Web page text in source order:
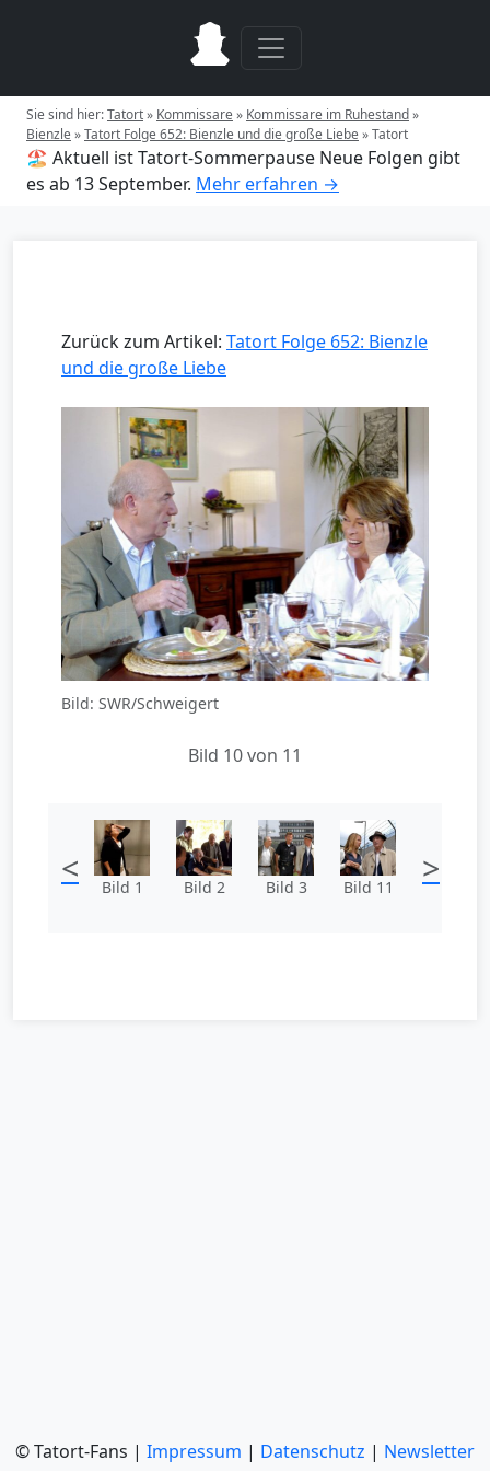
Sie sind hier:Tatort» Kommissare» Kommissare im Ruhestand»
Bienzle»Tatort Folge 652: Bienzle und die große Liebe»Tatort
🏖️ Aktuell ist Tatort-Sommerpause Neue Folgen gibt
es ab 13 September. Mehr erfahren →
Zurück zum Artikel: Tatort Folge 652: Bienzle
und die große Liebe
Bild: SWR/Schweigert
Bild 10 von 11
< Bild 1 Bild 2 Bild 3 Bild 11 >
© Tatort-Fans | Impressum | Datenschutz | Newsletter